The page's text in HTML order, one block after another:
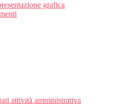
grafica
attività amministrativa